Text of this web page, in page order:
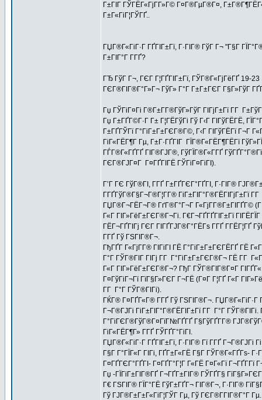
Г±ГІГ ГЎГЁГ«ГјГ­Г»Г© Г¤Г®ГµГ®Г¤,
Г±Г«ГіГ¦ГЎГҐ..
ГЏГ®Г«ГіГ·Г ГҐГІГ±Гї, Г·ГІГ® ГўГ Г¬ "Г§Г
Г±ГІГ°Г Г­ГҐ?
ГЂ ГўГ Г¬, ГЄГ Г¦ГҐГІГ±Гї, ГЎГ®Г«ГјГёГҐ 19-23
ГЄГ®ГІГ®Г°Г»Г¬ ГўГ» Г°Г Г±Г±ГЄГ Г§Г»ГўГ
Гџ ГЎГіГ¤Гі Г®Г±Г­Г®ГўГ»ГўГ ГІГјГ±Гї Г­Г
Гџ Г±ГҐГ©Г·Г Г± Г¦ГЁГўГі Гў Г‹Г ГІГўГЁГЁ,
Г±ГҐГЎГї Г°ГіГ±Г±ГЄГ®Г©, Г‹Г ГІГўГЁГї Г¬Г
ГіГ«ГЁГ¶Г Гµ, Г±Г·ГҐГІГ ГЇГ®Г«ГЁГ¶ГЁГї
ГЃГ®Г«ГҐГҐ ГІГ®ГЈГ®, ГўГЇГ®Г«Г­ГҐ
ГЄГ®ГЈГ¤Г Г¤ГҐГІГЁ ГЎГіГ¤ГіГІ).
Г’Г ГЄ ГўГ®ГІ, Г­ГҐ Г±ГҐГЄГ°ГҐГІ, Г·ГІГ®
Г­ГҐГўГ®Г§Г¬Г®Г¦Г­Г® ГіГ±ГІГ°Г®ГЁГІГјГ±Гї Г­Г
ГЏГ®Г¬ГЁГ¬Г® ГґГ®Г°Г¬Г Г«ГјГ­Г®Г±ГІГҐГ©
Г«Г ГІГ»ГёГ±ГЄГ®Г¬Гі. Г€Г¬ГҐГҐГІГ±Гї
ГЁГ¬ГҐГІГј ГЄГ ГІГҐГЈГ®Г°ГЁГѕ Г­ГҐ Г­ГЁГ¦ГҐ
Г­ГҐ Гў ГЅГІГ®Г¬.
ГђГҐГ Г«ГјГ­Г® ГІГіГІ ГЁ Г°ГіГ±Г±ГЄГЁГҐ ГЁ
Г°Г ГЎГ®ГІГ ГІГј Г­Г Г°ГіГ±Г±ГЄГ®Г¬ ГЁ Г­Г
Г«Г ГІГ»ГёГ±ГЄГ®Г¬? ГђГ ГЎГ®ГІГ®Г¤Г
Г¤ГўГіГ¬Гї ГїГ§Г»ГЄГ Г¬ГЁ (Г¤Г Г¦ГҐ Г«Г
Г­Г Г°Г ГЎГ®ГІГі).
ГЌГ® Г¤ГҐГ«Г® Г­ГҐ Гў ГЅГІГ®Г¬. ГЏГ®Г«ГіГ·Г
Г¬Г®ГЈГі ГіГ±ГІГ°Г®ГЁГІГ±Гї Г­Г Г°Г
Г°ГіГЄГ®ГўГ®Г¤ГїГ№ГҐГҐ Г§ГўГҐГ­Г®
ГіГ«ГЁГ¶Г» Г­ГҐ ГЎГҐГ°ГіГІ.
ГЏГ®Г«ГіГ·Г ГҐГІГ±Гї, Г·ГІГ® Гї Г­ГҐ Г¬Г®ГЈГі
Г§Г Г°ГЇГ«Г ГІГі, ГҐГ±Г«ГЁ Г§Г ГЎГ®Г«ГҐГѕ-
Г¤ГҐГЄГ°ГҐГІ- Г¤ГҐГ°Г¦Г Г«ГЁ Г¤Г«Гї
Гџ -ГЇГіГ±ГІГ®ГҐ Г¬ГҐГ±ГІГ® ГЎГҐГ§
Г€ ГЅГІГ® ГЇГ°ГЁ ГўГ±ГҐГ¬ ГІГ®Г¬, Г·ГІГ®
Гў ГЈГ®Г±Г±Г«ГіГ¦ГЎГ Гµ, Гў ГЄГ®Г­ГІГ®Г°Г